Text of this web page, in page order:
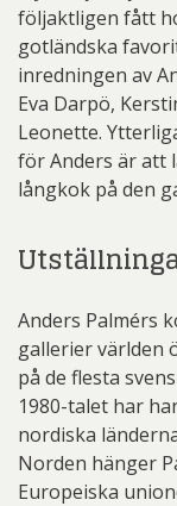
följaktligen fått
gotländska
inredningen av
Eva Darpö,
Leonette.
för Anders är att
långkok på den
Anders Palmérs
gallerier världen
på de flesta
1980-talet har
nordiska
Norden hänger
Europeiska